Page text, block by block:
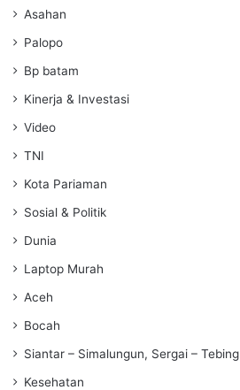
Asahan
Palopo
Bp batam
Kinerja & Investasi
Video
TNI
Kota Pariaman
Sosial & Politik
Dunia
Laptop Murah
Aceh
Bocah
Siantar – Simalungun, Sergai – Tebing
Kesehatan